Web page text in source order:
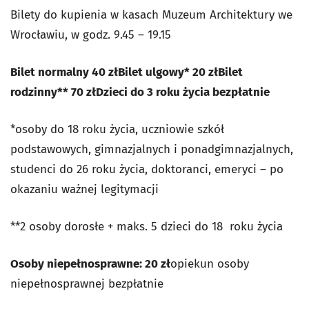
Bilety do kupienia w kasach Muzeum Architektury we
Wrocławiu, w godz. 9.45 – 19.15
Bilet normalny 40 złBilet ulgowy* 20 złBilet
rodzinny** 70 złDzieci do 3 roku życia bezpłatnie
*osoby do 18 roku życia, uczniowie szkół
podstawowych, gimnazjalnych i ponadgimnazjalnych,
studenci do 26 roku życia, doktoranci, emeryci – po
okazaniu ważnej legitymacji
**2 osoby dorosłe + maks. 5 dzieci do 18 roku życia
Osoby niepełnosprawne: 20 złopiekun osoby
niepełnosprawnej bezpłatnie